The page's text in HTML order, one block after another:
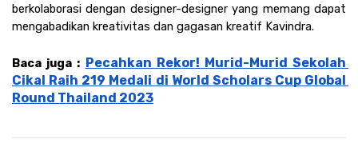
berkolaborasi dengan designer-designer yang memang dapat
mengabadikan kreativitas dan gagasan kreatif Kavindra.
Baca juga : Pecahkan Rekor! Murid-Murid Sekolah
Cikal Raih 219 Medali di World Scholars Cup Global
Round Thailand 2023